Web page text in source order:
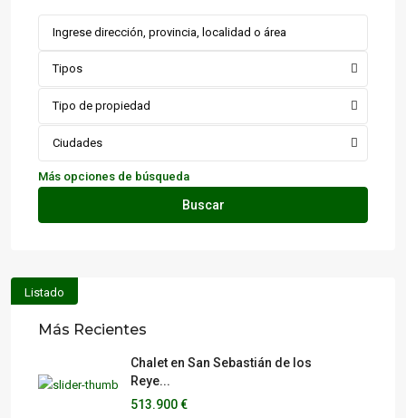
Tipos
Tipo de propiedad
Ciudades
Más opciones de búsqueda
Buscar
Listado
Más Recientes
Chalet en San Sebastián de los
Reye...
513.900 €